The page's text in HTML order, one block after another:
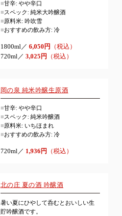
■甘辛: やや辛口
■スペック: 純米大吟醸酒
■原料米: 吟吹雪
■おすすめの飲み方: 冷
1800ml／ 6,050円 （税込）
720ml／ 3,025円 （税込）
岡の泉 純米吟醸生原酒
■甘辛: やや辛口
■スペック: 純米吟醸酒
■原料米: いちほまれ
■おすすめの飲み方: 冷
720ml／ 1,936円 （税込）
北の庄 夏の酒 吟醸酒
暑い夏にひやして呑むとおいしい生
貯吟醸酒です。